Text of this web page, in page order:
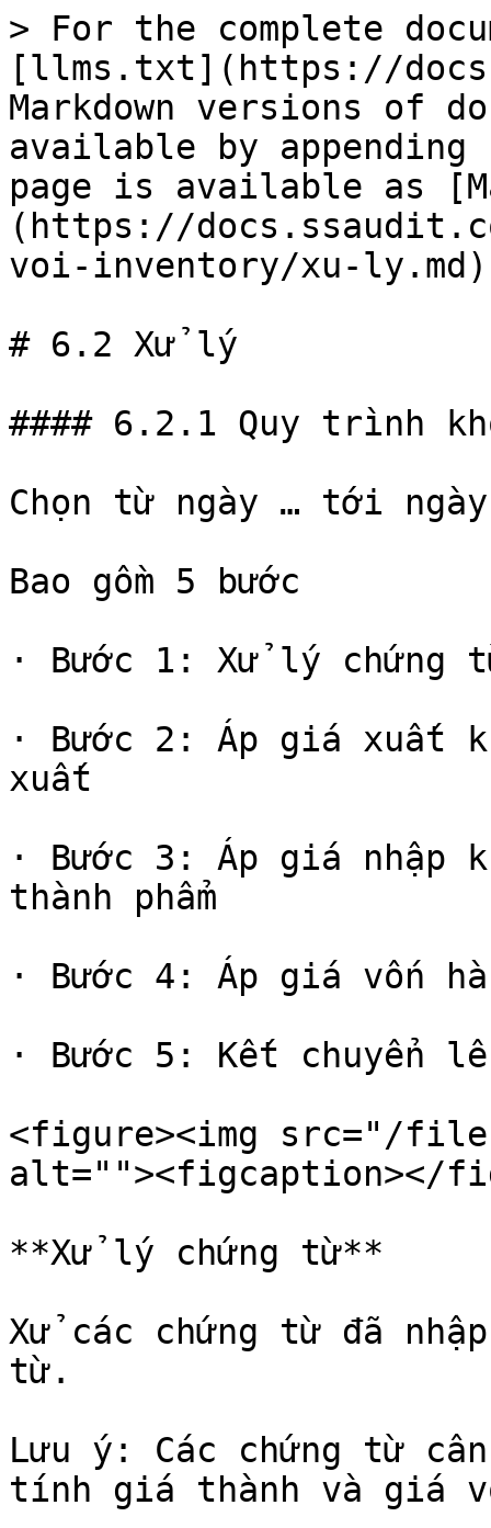
> For the complete
[llms.txt](https://
Markdown versions of
available by
page is available as
(https://
voi-inventory/xu-
# 6.2 Xử lý
#### 6.2.1 Quy trình
Chọn từ ngày … tới ngày
Bao gồm 5 bước
· Bước 1: Xử lý chứng
· Bước 2: Áp giá xuất
xuất
· Bước 3: Áp giá nhập
thành phẩm
· Bước 4: Áp giá vốn
· Bước 5: Kết chuyển
<figure><img src="/files/
alt=""><figcaption></
**Xử lý chứng từ**
Xử các chứng từ đã
từ.
Lưu ý: Các chứng từ
tính giá thành và giá